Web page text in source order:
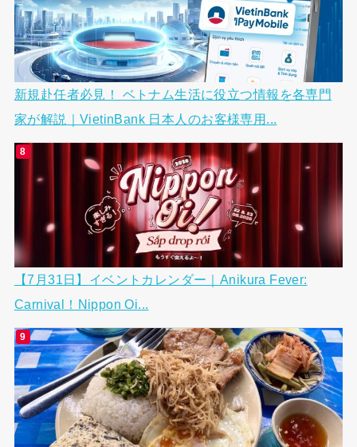
新規赴任者必見！ ベトナム生活に役立つ情報を各専門
家が解説｜VietinBank 日本人のお客様専用...
【7月31日】イベントカレンダー｜Anikura Fever:
Carnival！Nippon Oi...